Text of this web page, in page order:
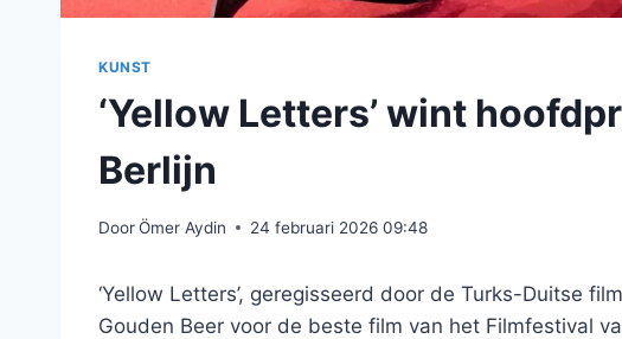
KUNST
‘Yellow Letters’ wint
Berlijn
DoorÖmer Aydin 24 februari 2026 09:48
‘Yellow Letters’, geregisseerd door de Turks-Duitse
Gouden Beer voor de beste film van het Filmfestival